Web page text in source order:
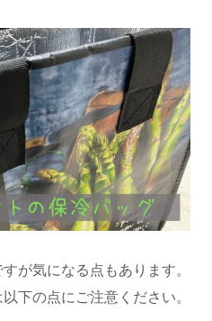
が気になる点もあります。
下の点にご注意ください。